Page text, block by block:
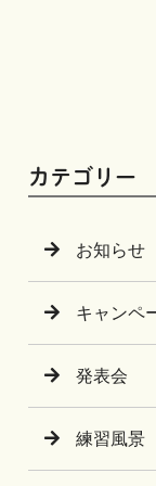
カテゴリー
お知らせ
キャンペ
発表会
練習風景